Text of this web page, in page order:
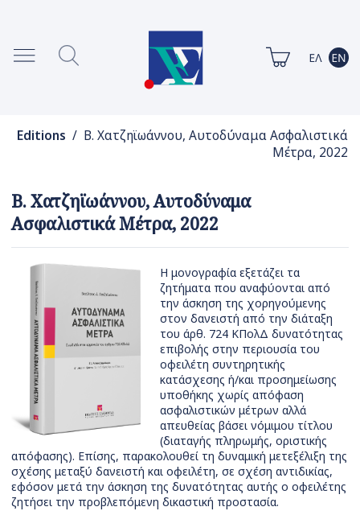
Editions / Β. Χατζηϊωάννου, Αυτοδύναμα Ασφαλιστικά
Μέτρα, 2022
Β. Χατζηϊωάννου, Αυτοδύναμα
Ασφαλιστικά Μέτρα, 2022
Η μονογραφία εξετάζει τα
ζητήματα που αναφύονται από
την άσκηση της χορηγούμενης
στον δανειστή από την διάταξη
του άρθ. 724 ΚΠολΔ δυνατότητας
επιβολής στην περιουσία του
οφειλέτη συντηρητικής
κατάσχεσης ή/και προσημείωσης
υποθήκης χωρίς απόφαση
ασφαλιστικών μέτρων αλλά
απευθείας βάσει νόμιμου τίτλου
(διαταγής πληρωμής, οριστικής
απόφασης). Επίσης, παρακολουθεί τη δυναμική μετεξέλιξη της
σχέσης μεταξύ δανειστή και οφειλέτη, σε σχέση αντιδικίας,
εφόσον μετά την άσκηση της δυνατότητας αυτής ο οφειλέτης
ζητήσει την προβλεπόμενη δικαστική προστασία.